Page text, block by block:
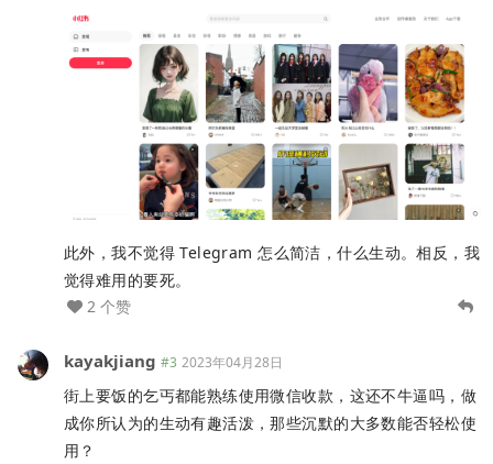
此外，我不觉得 Telegram 怎么简洁，什么生动。相反，我
觉得难用的要死。
2 个赞
kayakjiang #3 2023年04月28日
街上要饭的乞丐都能熟练使用微信收款，这还不牛逼吗，做
成你所认为的生动有趣活泼，那些沉默的大多数能否轻松使
用？